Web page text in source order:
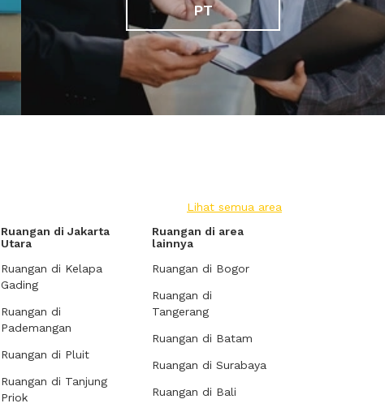
PT
Lihat semua area
Ruangan di Jakarta
Utara
Ruangan di Kelapa
Gading
Ruangan di
Pademangan
Ruangan di Pluit
Ruangan di Tanjung
Priok
Ruangan di area
lainnya
Ruangan di Bogor
Ruangan di
Tangerang
Ruangan di Batam
Ruangan di Surabaya
Ruangan di Bali